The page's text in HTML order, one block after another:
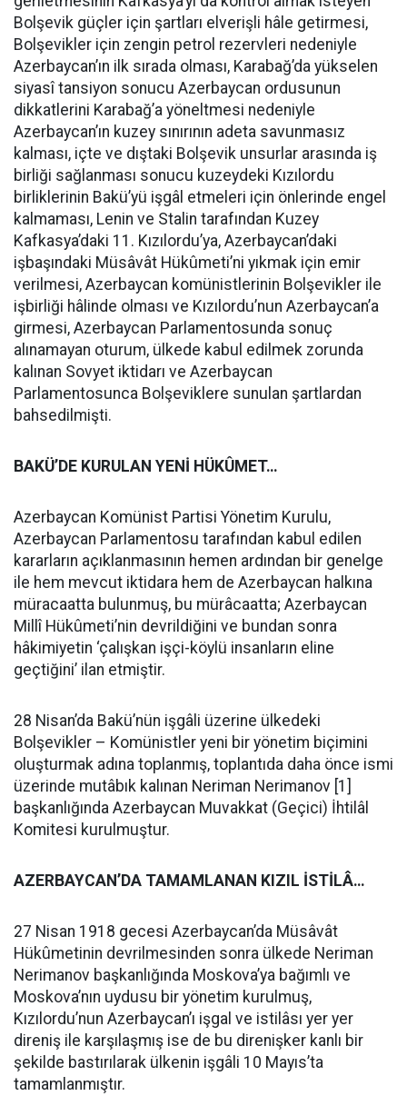
Bolşevik güçler için şartları elverişli hâle getirmesi,
Bolşevikler için zengin petrol rezervleri nedeniyle
Azerbaycan’ın ilk sırada olması, Karabağ’da yükselen
siyasî tansiyon sonucu Azerbaycan ordusunun
dikkatlerini Karabağ’a yöneltmesi nedeniyle
Azerbaycan’ın kuzey sınırının adeta savunmasız
kalması, içte ve dıştaki Bolşevik unsurlar arasında iş
birliği sağlanması sonucu kuzeydeki Kızılordu
birliklerinin Bakü’yü işgâl etmeleri için önlerinde engel
kalmaması, Lenin ve Stalin tarafından Kuzey
Kafkasya’daki 11. Kızılordu’ya, Azerbaycan’daki
işbaşındaki Müsâvât Hükûmeti’ni yıkmak için emir
verilmesi, Azerbaycan komünistlerinin Bolşevikler ile
işbirliği hâlinde olması ve Kızılordu’nun Azerbaycan’a
girmesi, Azerbaycan Parlamentosunda sonuç
alınamayan oturum, ülkede kabul edilmek zorunda
kalınan Sovyet iktidarı ve Azerbaycan
Parlamentosunca Bolşeviklere sunulan şartlardan
bahsedilmişti.
BAKÜ’DE KURULAN YENİ HÜKÛMET…
Azerbaycan Komünist Partisi Yönetim Kurulu,
Azerbaycan Parlamentosu tarafından kabul edilen
kararların açıklanmasının hemen ardından bir genelge
ile hem mevcut iktidara hem de Azerbaycan halkına
müracaatta bulunmuş, bu mürâcaatta; Azerbaycan
Millî Hükûmeti’nin devrildiğini ve bundan sonra
hâkimiyetin ‘çalışkan işçi-köylü insanların eline
geçtiğini’ ilan etmiştir.
28 Nisan’da Bakü’nün işgâli üzerine ülkedeki
Bolşevikler – Komünistler yeni bir yönetim biçimini
oluşturmak adına toplanmış, toplantıda daha önce ismi
üzerinde mutâbık kalınan Neriman Nerimanov [1]
başkanlığında Azerbaycan Muvakkat (Geçici) İhtilâl
Komitesi kurulmuştur.
AZERBAYCAN’DA TAMAMLANAN KIZIL İSTİLÂ…
27 Nisan 1918 gecesi Azerbaycan’da Müsâvât
Hükûmetinin devrilmesinden sonra ülkede Neriman
Nerimanov başkanlığında Moskova’ya bağımlı ve
Moskova’nın uydusu bir yönetim kurulmuş,
Kızılordu’nun Azerbaycan’ı işgal ve istilâsı yer yer
direniş ile karşılaşmış ise de bu direnişker kanlı bir
şekilde bastırılarak ülkenin işgâli 10 Mayıs’ta
tamamlanmıştır.